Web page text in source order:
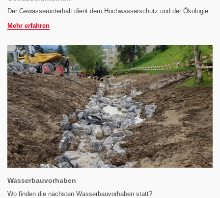
Der Gewässerunterhalt dient dem Hochwasserschutz und der Ökologie.
Mehr erfahren
Wasserbauvorhaben
Wo finden die nächsten Wasserbauvorhaben statt?